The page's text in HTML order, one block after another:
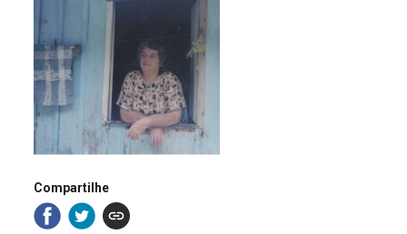
Compartilhe